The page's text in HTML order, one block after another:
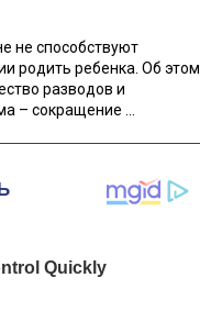
не способствуют
родить ребенка. Об этом
разводов и
– сокращение ...